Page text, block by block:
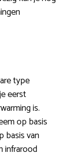
type
eerst
is.
op basis
basis van
infrarood